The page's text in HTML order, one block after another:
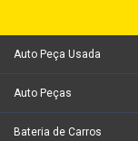
Auto Peça Usada
Auto Peças
Bateria de Carros